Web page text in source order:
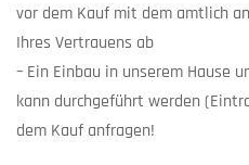
vor dem Kauf mit dem amtlich
Ihres Vertrauens ab
– Ein Einbau in unserem Hause
kann durchgeführt werden
dem Kauf anfragen!